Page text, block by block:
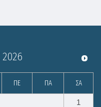
2026
ΠΕ ΠΑ ΣΑ
1